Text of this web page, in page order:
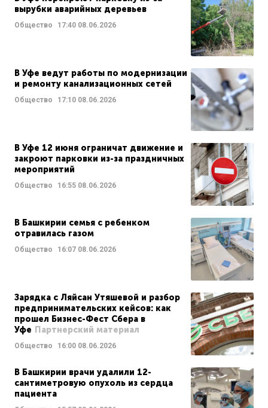
вырубки аварийных деревьев
Общество 17:40 08.06.2026
В Уфе ведут работы по модернизации
и ремонту канализационных сетей
Общество 17:10 08.06.2026
В Уфе 12 июня ограничат движение и
закроют парковки из-за праздничных
мероприятий
Общество 16:55 08.06.2026
В Башкирии семья с ребенком
отравилась газом
Общество 16:07 08.06.2026
Зарядка с Ляйсан Утяшевой и разбор
предпринимательских кейсов: как
прошел Бизнес-Фест Сбера в
Уфе Партнерский материал
Общество 16:00 08.06.2026
В Башкирии врачи удалили 12-
сантиметровую опухоль из сердца
пациента